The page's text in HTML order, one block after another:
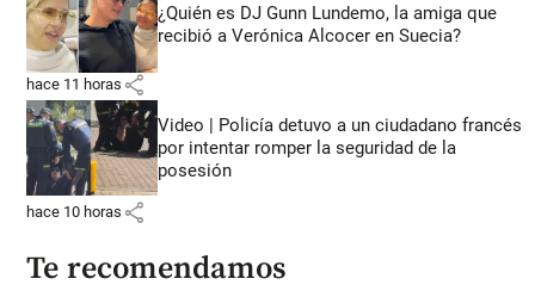
¿Quién es DJ Gunn Lundemo, la amiga que
recibió a Verónica Alcocer en Suecia?
hace 11 horas share
Video | Policía detuvo a un ciudadano francés
por intentar romper la seguridad de la
posesión
hace 10 horas share
Te recomendamos